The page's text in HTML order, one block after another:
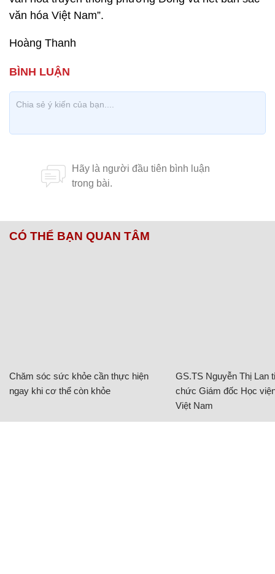
văn hóa Việt Nam”.
Hoàng Thanh
CÓ THỂ BẠN QUAN TÂM
Chăm sóc sức khỏe cần thực hiện
ngay khi cơ thể còn khỏe
GS.TS Nguyễn Thị Lan
chức Giám đốc Học
Việt Nam